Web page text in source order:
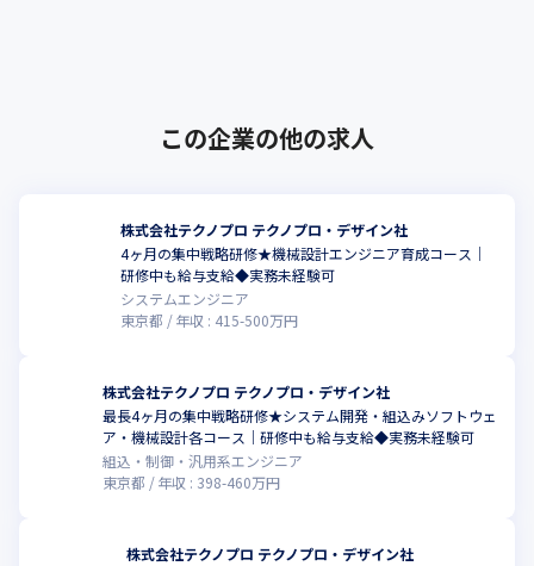
・デンソーグループ
・ホンダグループ
・ソニーグループ
・トヨタグループ
・日本電気グループ
・東京エレクトロングループ
★プライム上場企業を中心に796社のお客様とお取引をしています
この企業の他の求人
株式会社テクノプロ テクノプロ・デザイン社
4ヶ月の集中戦略研修★機械設計エンジニア育成コース｜
研修中も給与支給◆実務未経験可
システムエンジニア
東京都
年収 : 415-500万円
株式会社テクノプロ テクノプロ・デザイン社
最長4ヶ月の集中戦略研修★システム開発・組込みソフトウェ
ア・機械設計各コース｜研修中も給与支給◆実務未経験可
組込・制御・汎用系エンジニア
東京都
年収 : 398-460万円
株式会社テクノプロ テクノプロ・デザイン社